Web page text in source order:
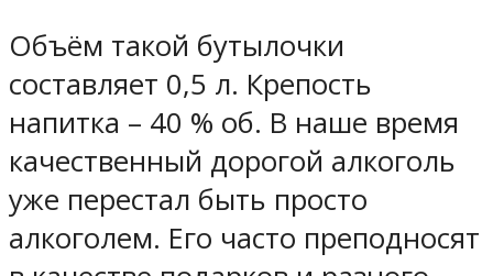
Объём такой бутылочки
составляет 0,5 л. Крепость
напитка – 40 % об. В наше время
качественный дорогой алкоголь
уже перестал быть просто
алкоголем. Его часто преподносят